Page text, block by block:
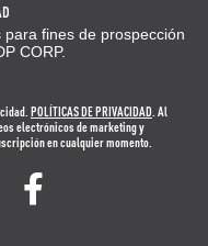
fines de prospección
CORP.
POLÍTICAS DE PRIVACIDAD. Al
electrónicos de marketing y
en cualquier momento.